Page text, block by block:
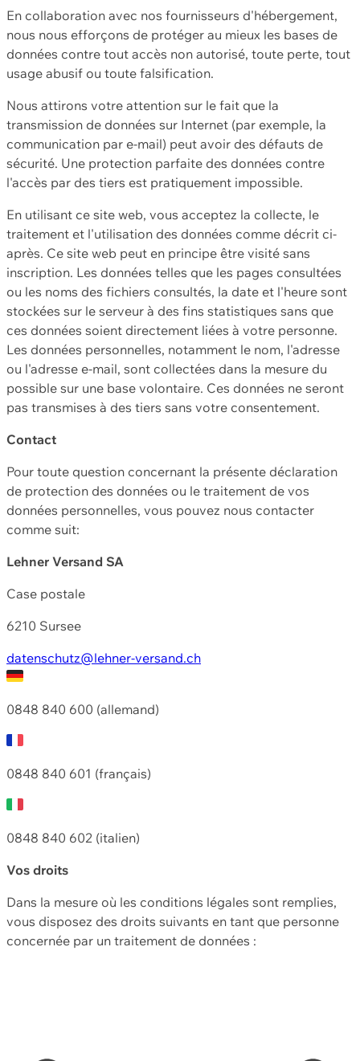
En collaboration avec nos fournisseurs d'hébergement,
nous nous efforçons de protéger au mieux les bases de
données contre tout accès non autorisé, toute perte, tout
usage abusif ou toute falsification.
Nous attirons votre attention sur le fait que la
transmission de données sur Internet (par exemple, la
communication par e-mail) peut avoir des défauts de
sécurité. Une protection parfaite des données contre
l'accès par des tiers est pratiquement impossible.
En utilisant ce site web, vous acceptez la collecte, le
traitement et l'utilisation des données comme décrit ci-
après. Ce site web peut en principe être visité sans
inscription. Les données telles que les pages consultées
ou les noms des fichiers consultés, la date et l'heure sont
stockées sur le serveur à des fins statistiques sans que
ces données soient directement liées à votre personne.
Les données personnelles, notamment le nom, l'adresse
ou l'adresse e-mail, sont collectées dans la mesure du
possible sur une base volontaire. Ces données ne seront
pas transmises à des tiers sans votre consentement.
Contact
Pour toute question concernant la présente déclaration
de protection des données ou le traitement de vos
données personnelles, vous pouvez nous contacter
comme suit:
Lehner Versand SA
Case postale
6210 Sursee
datenschutz@lehner-versand.ch
0848 840 600 (allemand)
0848 840 601 (français)
0848 840 602 (italien)
Vos droits
Dans la mesure où les conditions légales sont remplies,
vous disposez des droits suivants en tant que personne
concernée par un traitement de données :